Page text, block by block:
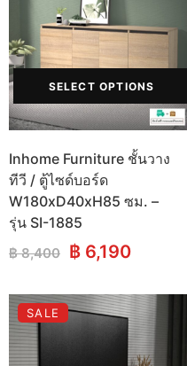
SELECT OPTIONS
Inhome Furniture ชั้นวาง
ทีวี / ตู้ไซด์บอร์ด
W180xD40xH85 ซม. –
รุ่น SI-1885
฿8,400 Original
was:
฿ 8,400.
฿ 6,190Current
is:
฿ 6,190.
SALE